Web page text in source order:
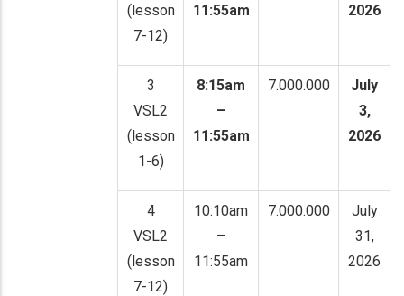
(lesson
7-12)
11:55am
2026
3
VSL2
(lesson
1-6)
8:15am
–
11:55am
7.000.000
July
3,
2026
4
VSL2
(lesson
7-12)
10:10am
–
11:55am
7.000.000
July
31,
2026